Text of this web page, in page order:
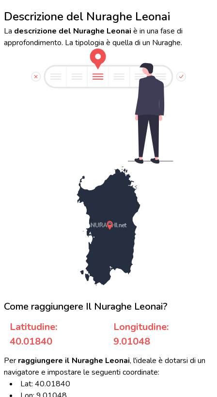
Descrizione del Nuraghe Leonai
La descrizione del Nuraghe Leonai è in una fase di
approfondimento. La tipologia è quella di un Nuraghe.
NURAGHI.net
Come raggiungere Il Nuraghe Leonai?
Latitudine:
40.01840
Longitudine:
9.01048
Per raggiungere il Nuraghe Leonai, l'ideale è dotarsi di un
navigatore e impostare le seguenti coordinate:
Lat: 40.01840